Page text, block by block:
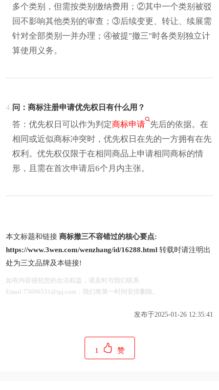
多个类别，但需按类别缴纳费用；②其中一个类别被驳
回不影响其他类别的审查；③后续变更、转让、续展需
针对全部类别一并办理；④被提"撤三"时各类别独立计
算使用义务。
4.问：商标注册申请优先权日有什么用？
答：优先权日可以作为判定商标申请 先后的依据。在
相同或近似商标冲突时，优先权日在先的一方拥有在先
权利。优先权仅限于在相同商品上申请相同商标的情
形，且需在首次申请后6个月内主张。
本文标题和链接 商标撤三不容错过的核心要点:
https://www.3wen.com/wenzhang/id/16288.html 转载时请注明出
处为三文品牌及本链接!
如有内容侵犯您的合法权益，请及时与我们联系
Email:75696531@qq.com，我们将第一时间安排删除。
发布于2025-01-26 12:35:41
1 赞